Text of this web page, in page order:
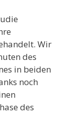
Wir
des
in beiden
noch
des